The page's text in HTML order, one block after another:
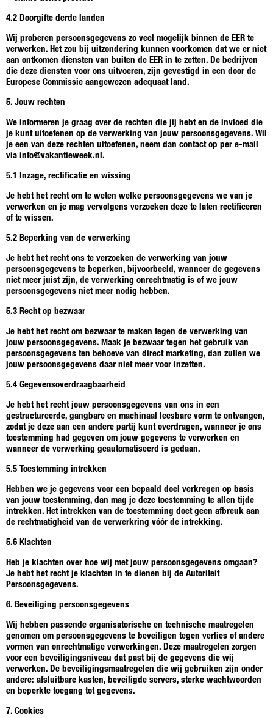
4.2 Doorgifte derde landen
Wij proberen persoonsgegevens zo veel mogelijk binnen de EER te
verwerken. Het zou bij uitzondering kunnen voorkomen dat we er niet
aan ontkomen diensten van buiten de EER in te zetten. De bedrijven
die deze diensten voor ons uitvoeren, zijn gevestigd in een door de
Europese Commissie aangewezen adequaat land.
5. Jouw rechten
We informeren je graag over de rechten die jij hebt en de invloed die
je kunt uitoefenen op de verwerking van jouw persoonsgegevens. Wil
je een van deze rechten uitoefenen, neem dan contact op per e-mail
via info@vakantieweek.nl.
5.1 Inzage, rectificatie en wissing
Je hebt het recht om te weten welke persoonsgegevens we van je
verwerken en je mag vervolgens verzoeken deze te laten rectificeren
of te wissen.
5.2 Beperking van de verwerking
Je hebt het recht ons te verzoeken de verwerking van jouw
persoonsgegevens te beperken, bijvoorbeeld, wanneer de gegevens
niet meer juist zijn, de verwerking onrechtmatig is of we jouw
persoonsgegevens niet meer nodig hebben.
5.3 Recht op bezwaar
Je hebt het recht om bezwaar te maken tegen de verwerking van
jouw persoonsgegevens. Maak je bezwaar tegen het gebruik van
persoonsgegevens ten behoeve van direct marketing, dan zullen we
jouw persoonsgegevens daar niet meer voor inzetten.
5.4 Gegevensoverdraagbaarheid
Je hebt het recht jouw persoonsgegevens van ons in een
gestructureerde, gangbare en machinaal leesbare vorm te ontvangen,
zodat je deze aan een andere partij kunt overdragen, wanneer je ons
toestemming had gegeven om jouw gegevens te verwerken en
wanneer de verwerking geautomatiseerd is gedaan.
5.5 Toestemming intrekken
Hebben we je gegevens voor een bepaald doel verkregen op basis
van jouw toestemming, dan mag je deze toestemming te allen tijde
intrekken. Het intrekken van de toestemming doet geen afbreuk aan
de rechtmatigheid van de verwerkring vóór de intrekking.
5.6 Klachten
Heb je klachten over hoe wij met jouw persoonsgegevens omgaan?
Je hebt het recht je klachten in te dienen bij de Autoriteit
Persoonsgegevens.
6. Beveiliging persoonsgegevens
Wij hebben passende organisatorische en technische maatregelen
genomen om persoonsgegevens te beveiligen tegen verlies of andere
vormen van onrechtmatige verwerkingen. Deze maatregelen zorgen
voor een beveiligingsniveau dat past bij de gegevens die wij
verwerken. De beveiligingsmaatregelen die wij gebruiken zijn onder
andere: afsluitbare kasten, beveiligde servers, sterke wachtwoorden
en beperkte toegang tot gegevens.
7. Cookies